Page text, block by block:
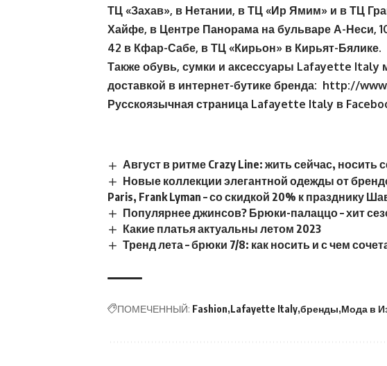
ТЦ «Захав», в Нетании, в ТЦ «Ир Ямим» и в ТЦ
Хайфе, в Центре Панорама на бульваре А-Неси,
42 в Кфар-Сабе, в ТЦ «Кирьон» в Кирьят-Бялике.
Также обувь, сумки и аксессуары Lafayette Italy
доставкой в интернет-бутике бренда: http://
Русскоязычная страница Lafayette Italy в
Август в ритме Crazy Line: жить сейчас, носить
Новые коллекции элегантной одежды от
Paris, Frank Lyman – со скидкой 20% к празднику
Популярнее джинсов? Брюки-палаццо – хит
Какие платья актуальны летом 2023
Тренд лета – брюки 7/8: как носить и с чем
ПОМЕЧЕННЫЙ: Fashion Lafayette Italy бренды Мода в